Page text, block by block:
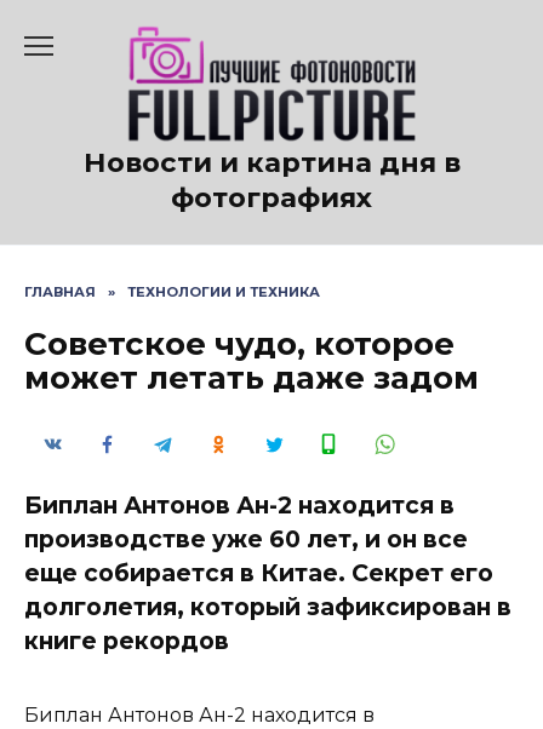
содержанию
Новости и картина дня в
фотографиях
ГЛАВНАЯ » ТЕХНОЛОГИИ И ТЕХНИКА
Советское чудо, которое
может летать даже задом
Биплан Антонов Ан-2 находится в
производстве уже 60 лет, и он все
еще собирается в Китае. Секрет его
долголетия, который зафиксирован в
книге рекордов
Биплан Антонов Ан-2 находится в